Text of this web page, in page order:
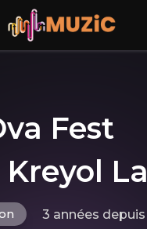
Fest
Kreyol La
3 années depuis